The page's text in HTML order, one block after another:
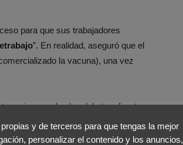
para que sus trabajadores
”. En realidad, aseguró que el
la vacuna), una vez
espolea los debates directos
generado en los contactos
y de terceros para que tengas la mejor
personalizar el contenido y los anuncios,